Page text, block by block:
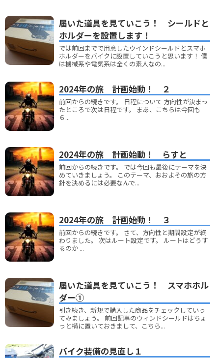
届いた道具を見ていこう！ シールドと
ホルダーを設置します！
では前回までで用意したウインドシールドとスマホ
ホルダーをバイクに設置していこうと思います！ 僕
は機械系や電気系は全くの素人なの...
2024年の旅 計画始動！ ２
前回からの続きです。 日程について 方向性が決まっ
たところで次は日程です。 まあ、こちらは今回も
６...
2024年の旅 計画始動！ らすと
前回からの続きです。 では今回も最後にテーマを決
めていきましょう。 このテーマ、おおよその旅の方
針を決めるには必要なんで...
2024年の旅 計画始動！ ３
前回からの続きです。 さて、方向性と期間設定が終
わりました。 次はルート設定です。 ルートはどうす
るのか ...
届いた道具を見ていこう！ スマホホル
ダー①
引き続き、新規で購入した商品をチェックしていっ
てみましょう。 前回記事のウィンドシールドはちょ
っと横に置いておきまして、こちら...
バイク装備の見直し１